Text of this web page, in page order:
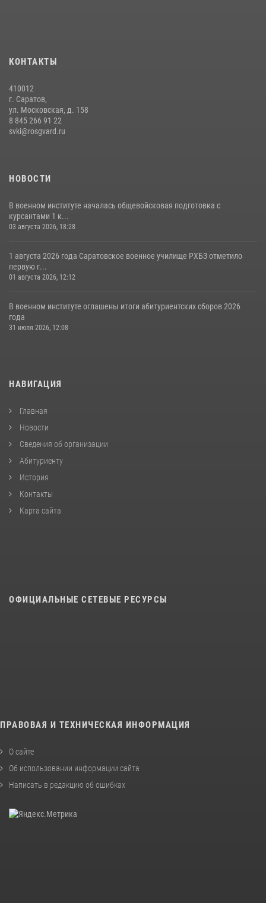
31 июля 2026, 12:08
КОНТАКТЫ
410012
г. Саратов,
ул. Московская, д. 158
8 845 266 91 22
svki@rosgvard.ru
НОВОСТИ
В военном институте началась общевойсковая подготовка с
курсантами 1 к...
03 августа 2026, 18:28
1 августа 2026 года Саратовское военное училище РХБЗ отметило
первую г...
01 августа 2026, 12:12
В военном институте оглашены итоги абитуриентских сборов 2026
года
31 июля 2026, 12:08
НАВИГАЦИЯ
Главная
Новости
Сведения об организации
Абитуриенту
История
Контакты
Карта сайта
ОФИЦИАЛЬНЫЕ СЕТЕВЫЕ РЕСУРСЫ
ПРАВОВАЯ И ТЕХНИЧЕСКАЯ ИНФОРМАЦИЯ
О сайте
Об использовании информации сайта
Написать в редакцию об ошибках